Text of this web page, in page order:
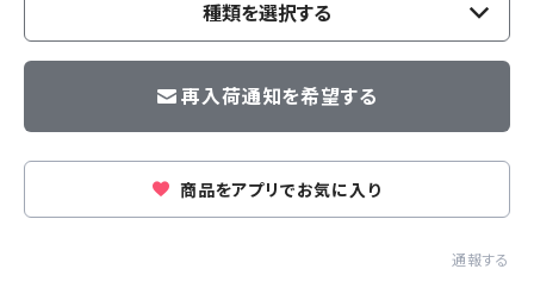
種類を選択する
再入荷通知を希望する
商品をアプリでお気に入り
通報する